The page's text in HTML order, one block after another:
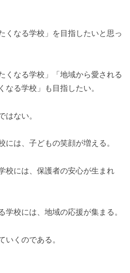
くなる学校」を目指したいと思っ
くなる学校」「地域から愛される
る学校」も目指したい。
はない。
には、子どもの笑顔が増える。
校には、保護者の安心が生まれ
学校には、地域の応援が集まる。
いくのである。